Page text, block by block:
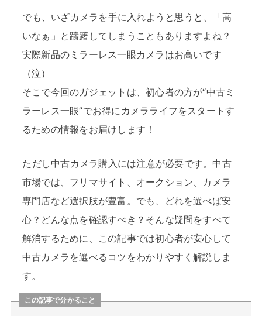
でも、いざカメラを手に入れようと思うと、「高
いなぁ」と躊躇してしまうこともありますよね？
実際新品のミラーレス一眼カメラはお高いです
（泣）
そこで今回のガジェットは、初心者の方が“中古ミ
ラーレス一眼”でお得にカメラライフをスタートす
るための情報をお届けします！
ただし中古カメラ購入には注意が必要です。中古
市場では、フリマサイト、オークション、カメラ
専門店など選択肢が豊富。でも、どれを選べば安
心？どんな点を確認すべき？そんな疑問をすべて
解消するために、この記事では初心者が安心して
中古カメラを選べるコツをわかりやすく解説しま
す。
この記事で分かること